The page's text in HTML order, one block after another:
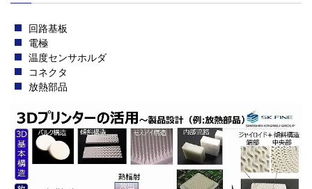
回路基板
電極
温度センサホルダ
コネクタ
放熱部品